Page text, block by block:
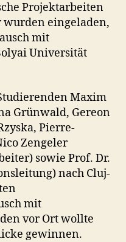
Projektarbeiten
eingeladen,
mit
Universität
Maxim
Grünwald, Gereon
Pierre-
Zengeler
sowie Prof. Dr.
nach Cluj-
mit
vor Ort wollte
gewinnen.